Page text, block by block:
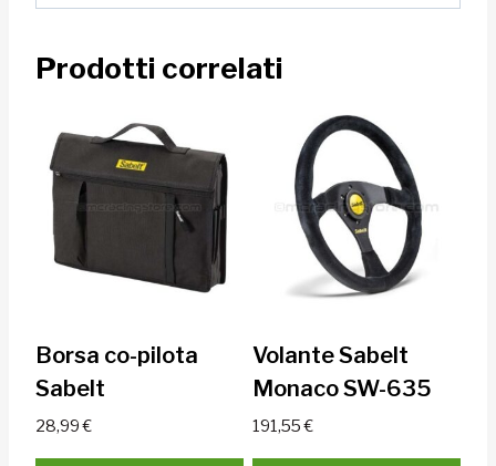
Prodotti correlati
Borsa co-pilota
Sabelt
28,99€
Volante Sabelt
Monaco SW-635
191,55€